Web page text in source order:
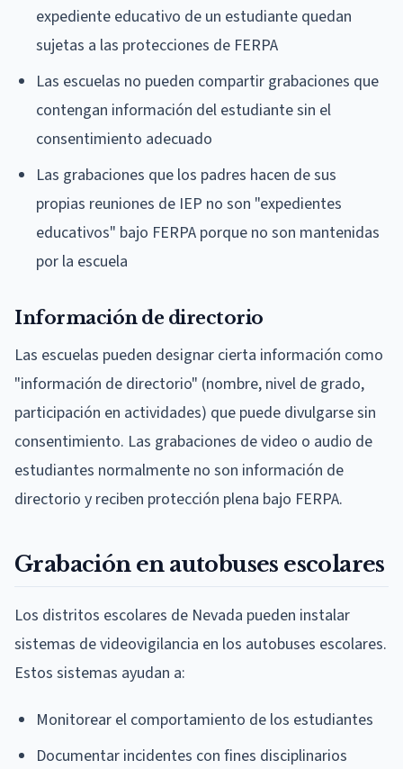
expediente educativo de un estudiante quedan
sujetas a las protecciones de FERPA
Las escuelas no pueden compartir grabaciones que
contengan información del estudiante sin el
consentimiento adecuado
Las grabaciones que los padres hacen de sus
propias reuniones de IEP no son "expedientes
educativos" bajo FERPA porque no son mantenidas
por la escuela
Información de directorio
Las escuelas pueden designar cierta información como
"información de directorio" (nombre, nivel de grado,
participación en actividades) que puede divulgarse sin
consentimiento. Las grabaciones de video o audio de
estudiantes normalmente no son información de
directorio y reciben protección plena bajo FERPA.
Grabación en autobuses escolares
Los distritos escolares de Nevada pueden instalar
sistemas de videovigilancia en los autobuses escolares.
Estos sistemas ayudan a:
Monitorear el comportamiento de los estudiantes
Documentar incidentes con fines disciplinarios